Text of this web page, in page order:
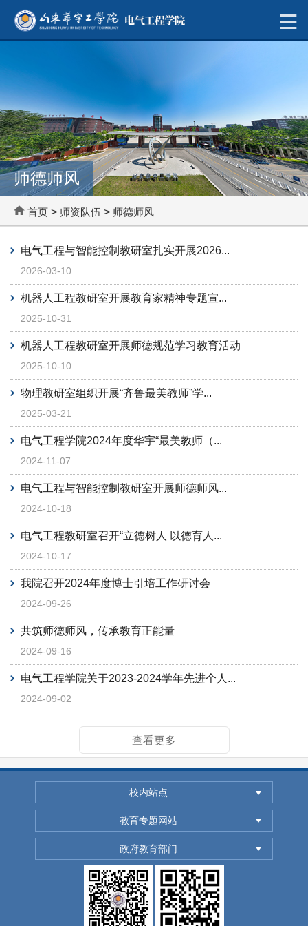
师德师风
首页 > 师资队伍 > 师德师风
电气工程与智能控制教研室扎实开展2026...
2026-03-10
机器人工程教研室开展教育家精神专题宣...
2025-10-31
机器人工程教研室开展师德规范学习教育活动
2025-10-10
物理教研室组织开展“齐鲁最美教师”学...
2025-03-21
电气工程学院2024年度华宇“最美教师（...
2024-11-07
电气工程与智能控制教研室开展师德师风...
2024-10-18
电气工程教研室召开“立德树人 以德育人...
2024-10-17
我院召开2024年度博士引培工作研讨会
2024-09-26
共筑师德师风，传承教育正能量
2024-09-16
电气工程学院关于2023-2024学年先进个人...
2024-09-02
查看更多
校内站点
教育专题网站
政府教育部门